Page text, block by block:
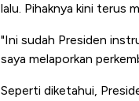
lalu. Pihaknya kini terus
"Ini sudah Presiden
saya melaporkan
Seperti diketahui,
Kongo
Tembaga